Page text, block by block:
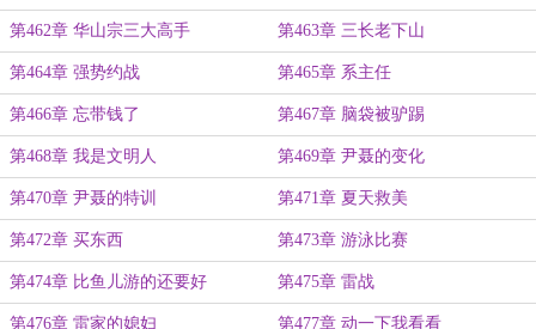
第462章 华山宗三大高手 第463章 三长老下山
第464章 强势约战 第465章 系主任
第466章 忘带钱了 第467章 脑袋被驴踢
第468章 我是文明人 第469章 尹聂的变化
第470章 尹聂的特训 第471章 夏天救美
第472章 买东西 第473章 游泳比赛
第474章 比鱼儿游的还要好 第475章 雷战
第476章 雷家的媳妇 第477章 动一下我看看